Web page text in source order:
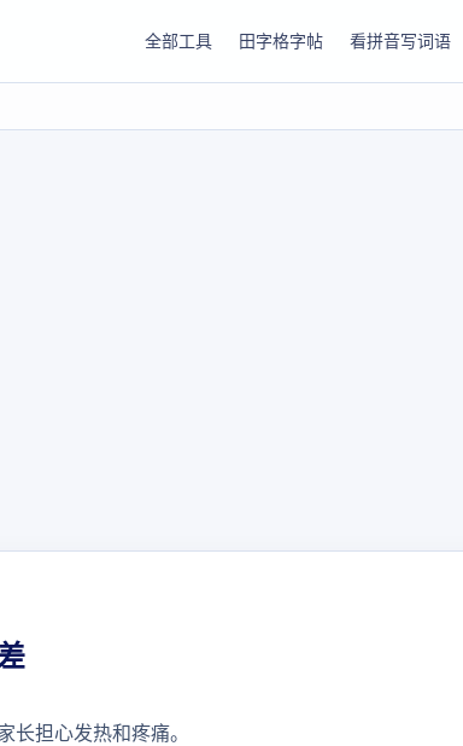
全部工具 田字格字帖 看拼音写词语
担心发热和疼痛。